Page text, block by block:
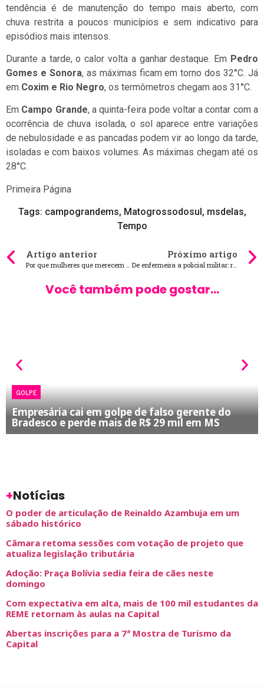
tendência é de manutenção do tempo mais aberto, com
chuva restrita a poucos municípios e sem indicativo para
episódios mais intensos.
Durante a tarde, o calor volta a ganhar destaque. Em Pedro
Gomes e Sonora, as máximas ficam em torno dos 32°C. Já
em Coxim e Rio Negro, os termômetros chegam aos 31°C.
Em Campo Grande, a quinta-feira pode voltar a contar com a
ocorrência de chuva isolada, o sol aparece entre variações
de nebulosidade e as pancadas podem vir ao longo da tarde,
isoladas e com baixos volumes. As máximas chegam até os
28°C.
Primeira Página
Tags: campograndems, Matogrossodosul, msdelas,
Tempo
Artigo anterior Próximo artigo
De enfermeira a policial militar: relembre as vítimas de feminicídio em MS
Você também pode gostar...
GOLPE
Empresária cai em golpe de falso gerente do
Bradesco e perde mais de R$ 29 mil em MS
+Notícias
O poder de articulação de Reinaldo Azambuja em um
sábado histórico
Câmara retoma sessões com votação de projeto que
atualiza legislação tributária
Adoção: Praça Bolívia sedia feira de cães neste
domingo
Com expectativa em alta, mais de 100 mil estudantes da
REME retornam às aulas na Capital
Abertas inscrições para a 7ª Mostra de Turismo da
Capital